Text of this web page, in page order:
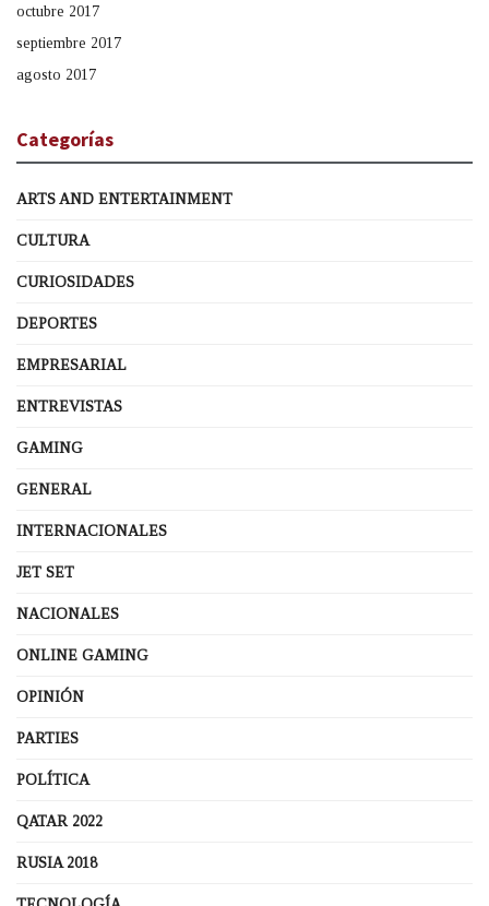
octubre 2017
septiembre 2017
agosto 2017
Categorías
ARTS AND ENTERTAINMENT
CULTURA
CURIOSIDADES
DEPORTES
EMPRESARIAL
ENTREVISTAS
GAMING
GENERAL
INTERNACIONALES
JET SET
NACIONALES
ONLINE GAMING
OPINIÓN
PARTIES
POLÍTICA
QATAR 2022
RUSIA 2018